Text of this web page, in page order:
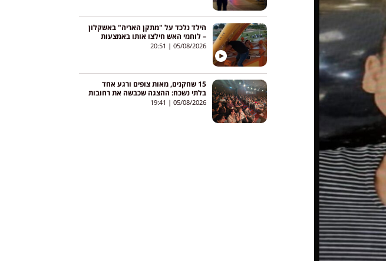
הילד נלכד על "מתקן האריה" באשקלון
– לוחמי האש חילצו אותו באמצעות
מנוף
05/08/2026
15 שחקנים, מאות צופים ורגע אחד
בלתי נשכח: ההצגה שכבשה את רחובות
05/08/2026